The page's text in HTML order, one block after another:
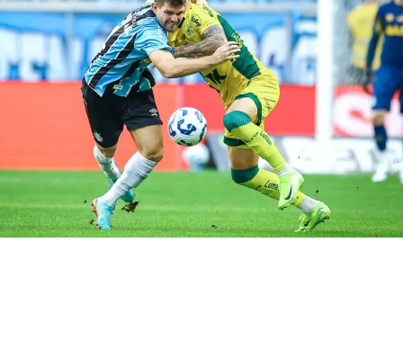
O Galo vem de um empate por 1 a 1 com o Vasco. A
equipe mineira ocupa a 10ª colocação no Brasileirão,
com 24 pontos.
Você precisa ver também:Vasco quer contratar
lateral do Grêmio
Enquanto isso, oImortal
chega após uma derrota em
casa para o Sport, por 1 a 0. O time gaúcho está na 15ª
posição, com 20 pontos.